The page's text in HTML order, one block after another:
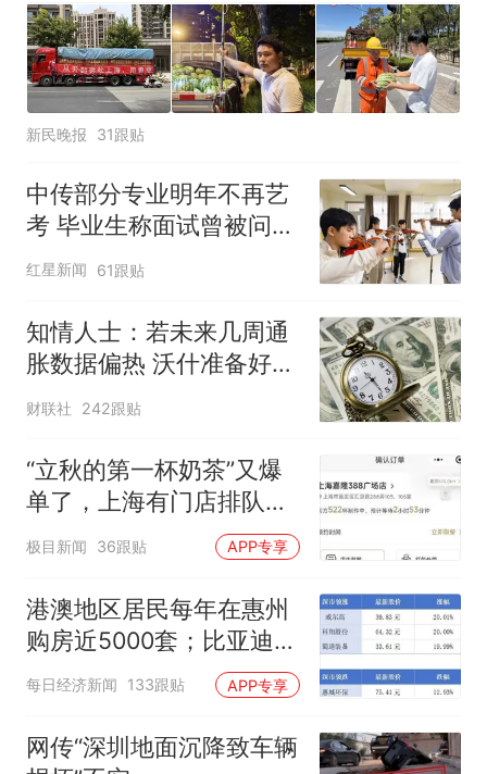
新民晚报 31跟贴
中传部分专业明年不再艺
考 毕业生称面试曾被问
“如何策划晚会” 专家：遏
制“艺考捷径化”
红星新闻 61跟贴
知情人士：若未来几周通
胀数据偏热 沃什准备好加
息
财联社 242跟贴
“立秋的第一杯奶茶”又爆
单了，上海有门店排队超
500杯，店员：今天奶茶
店都很忙，要等2个多小
时
极目新闻 36跟贴 APP专享
港澳地区居民每年在惠州
购房近5000套；比亚迪销
量跻身全球车企第六丨大
每日经济新闻 133跟贴 APP专享
网传“深圳地面沉降致车辆